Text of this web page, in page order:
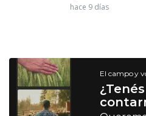
hace 9 días
El campo y